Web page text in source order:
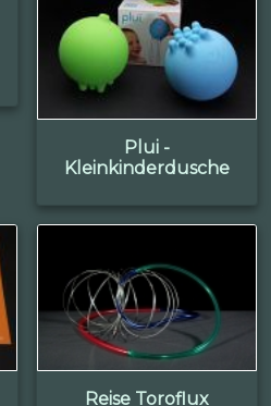
Plui -
Kleinkinderdusche
Reise Toroflux